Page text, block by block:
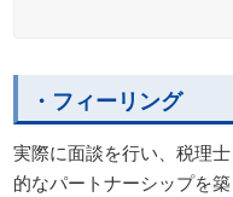
・フィーリング
実際に面談を行い、税理
的なパートナーシップを